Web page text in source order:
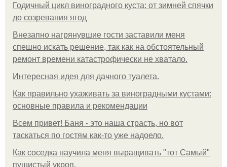
Годичный цикл виноградного куста: от зимней спячки
до созревания ягод
Внезапно нагрянувшие гости заставили меня
спешно искать решение, так как на обстоятельный
ремонт времени катастрофически не хватало.
Интересная идея для дачного туалета.
Как правильно ухаживать за виноградными кустами:
основные правила и рекомендации
Всем привет! Баня - это наша страсть, но вот
таскаться по гостям как-то уже надоело.
Как соседка научила меня выращивать "тот Самый"
пушистый укроп.